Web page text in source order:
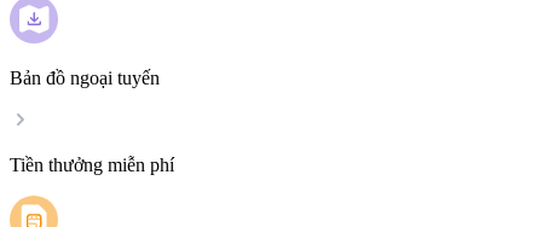
Bản đồ ngoại tuyến
Tiền thưởng miễn phí